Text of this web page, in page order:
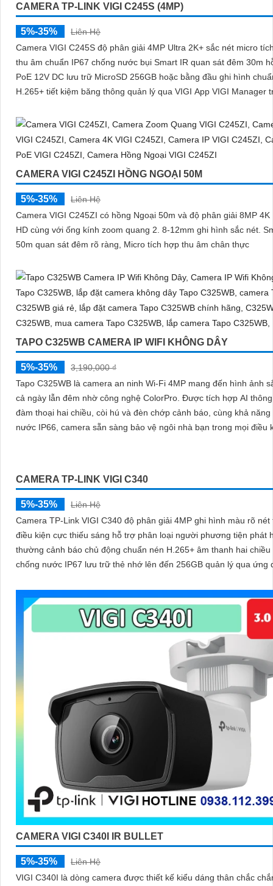
CAMERA TP-LINK VIGI C245S (4MP)
5%-35%
Liên Hệ
Camera VIGI C245S độ phân giải 4MP Ultra 2K+ sắc nét micro
thu âm chuẩn IP67 chống nước bụi Smart IR quan sát đêm 30m
PoE 12V DC lưu trữ MicroSD 256GB hoặc bằng đầu ghi hình chuẩn nén
H.265+ tiết kiệm băng thông quản lý qua VIGI App VIGI Manager
CAMERA VIGI C245ZI HỒNG NGOẠI 50M
5%-35%
Liên Hệ
Camera VIGI C245ZI có hồng Ngoại 50m và độ phân giải 8MP 4K
HD cùng với ống kính zoom quang 2. 8-12mm ghi hình sắc nét. Smart IR
50m quan sát đêm rõ ràng, Micro tích hợp thu âm chân thực
TAPO C325WB CAMERA IP WIFI KHÔNG DÂY
5%-35%
3,190,000 ₫
Tapo C325WB là camera an ninh Wi-Fi 4MP mang đến hình ảnh
cả ngày lẫn đêm nhờ công nghệ ColorPro. Được tích hợp AI thông minh,
đàm thoại hai chiều, còi hú và đèn chớp cảnh báo, cùng khả năng
nước IP66, camera sẵn sàng bảo vệ ngôi nhà bạn trong mọi điều
CAMERA TP-LINK VIGI C340
5%-35%
Liên Hệ
Camera TP-Link VIGI C340 độ phân giải 4MP ghi hình màu rõ nét
điều kiện cực thiếu sáng hỗ trợ phân loại người phương tiện phát
thường cảnh báo chủ động chuẩn nén H.265+ âm thanh hai chiều
chống nước IP67 lưu trữ thẻ nhớ lên đến 256GB quản lý qua ứng
CAMERA VIGI C340I IR BULLET
5%-35%
Liên Hệ
VIGI C340I là dòng camera được thiết kế kiểu dáng thân chắc